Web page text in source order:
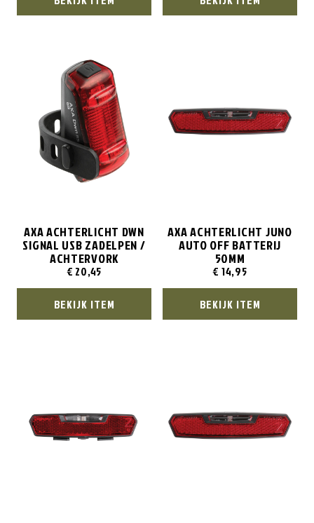
AXA ACHTERLICHT DWN
SIGNAL USB ZADELPEN /
ACHTERVORK
€ 20,45
BEKIJK ITEM
AXA ACHTERLICHT JUNO
AUTO OFF BATTERIJ
50MM
€ 14,95
BEKIJK ITEM